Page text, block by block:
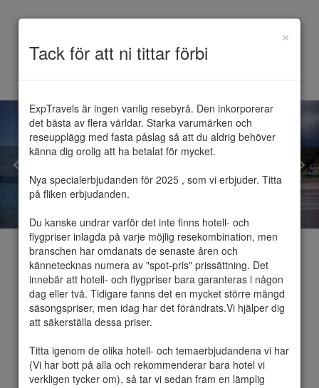
Tack för att ni tittar förbi
×
ExpTravels är ingen vanlig resebyrå. Den inkorporerar
det bästa av flera världar. Starka varumärken och
reseupplägg med fasta påslag så att du aldrig behöver
känna dig orolig att ha betalat för mycket.
Nya specialerbjudanden för 2025 , som vi erbjuder. Titta
på fliken erbjudanden.
Du kanske undrar varför det inte finns hotell- och
flygpriser inlagda på varje möjlig resekombination, men
branschen har omdanats de senaste åren och
kännetecknas numera av "spot-pris" prissättning. Det
innebär att hotell- och flygpriser bara garanteras i någon
dag eller två. Tidigare fanns det en mycket större mängd
säsongspriser, men idag har det förändrats.Vi hjälper dig
att säkerställa dessa priser.
Titta igenom de olika hotell- och temaerbjudandena vi har
(Vi har bott på alla och rekommenderar bara hotel vi
verkligen tycker om), så tar vi sedan fram en lämplig
Saint Barthélemy
Svenska Sankt-Barthélemy var en svensk
koloni som grundades 1784 på ön Saint-